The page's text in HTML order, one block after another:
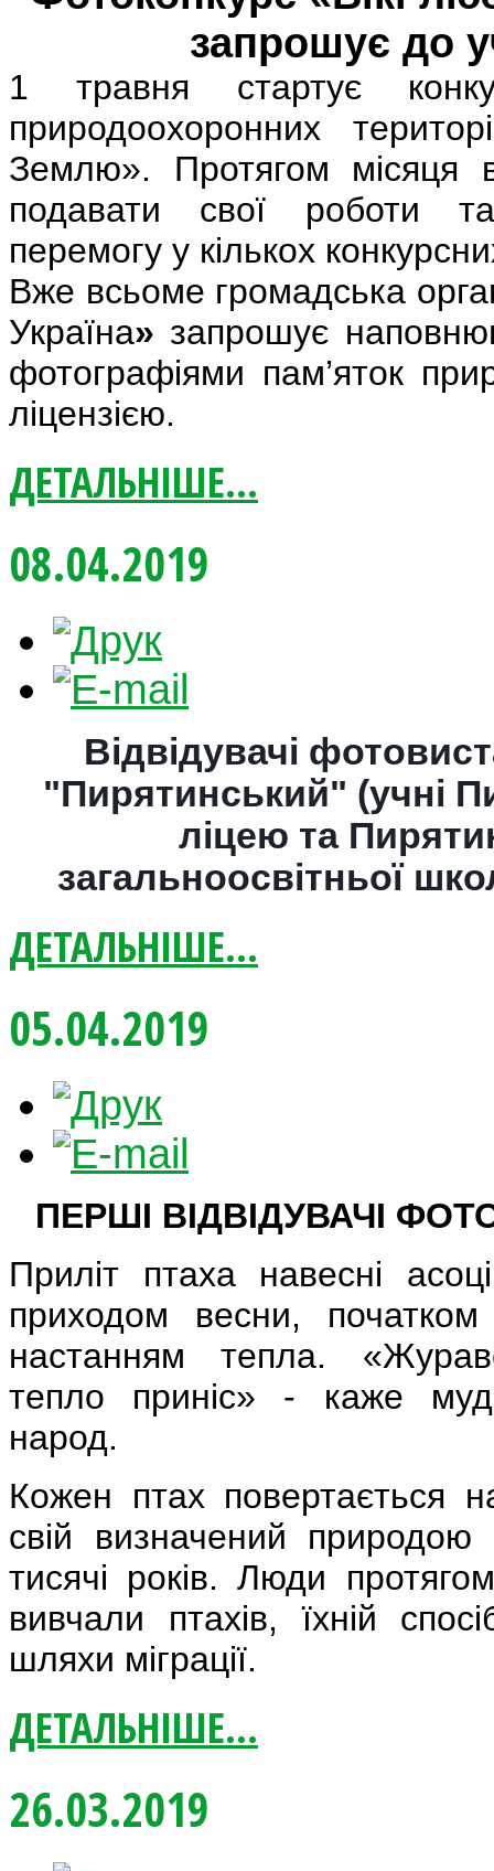
запрошує до
1 травня стартує
природоохоронних
Землю». Протягом місяця
подавати свої роботи
перемогу у кількох
Вже всьоме громадська
Україна» запрошує
фотографіями пам’яток
ліцензією.
ДЕТАЛЬНІШЕ...
08.04.2019
Відвідувачі
"Пирятинський" (учні
ліцею та
загальноосвітньої
ДЕТАЛЬНІШЕ...
05.04.2019
ПЕРШІ ВІДВІДУВАЧІ
Приліт птаха навесні
приходом весни, початком
настанням тепла.
тепло приніс» - каже
народ.
Кожен птах повертається
свій визначений
тисячі років. Люди
вивчали птахів, їхній
шляхи міграції.
ДЕТАЛЬНІШЕ...
26.03.2019